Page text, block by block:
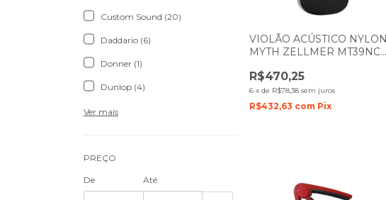
Custom Sound (20)
Daddario (6)
Donner (1)
Dunlop (4)
Ver mais
PREÇO
De Até
VIOLÃO ACÚSTICO NYLON
MYTH ZELLMER MT39NC
R$470,25
6 xde R$78,38 sem juros
R$432,63 com Pix